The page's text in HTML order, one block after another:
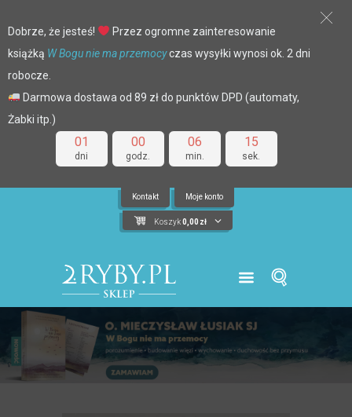
01
dni
00
godz.
06
min.
15
sek.
Dobrze, że jesteś!
Przez ogromne zainteresowanie
książką W Bogu nie ma przemocyczas wysyłki wynosi ok. 2 dni
robocze.
Darmowa dostawa od 89 zł do punktów DPD (automaty,
Żabki itp.)
Kontakt Moje konto
Koszyk 0,00 zł